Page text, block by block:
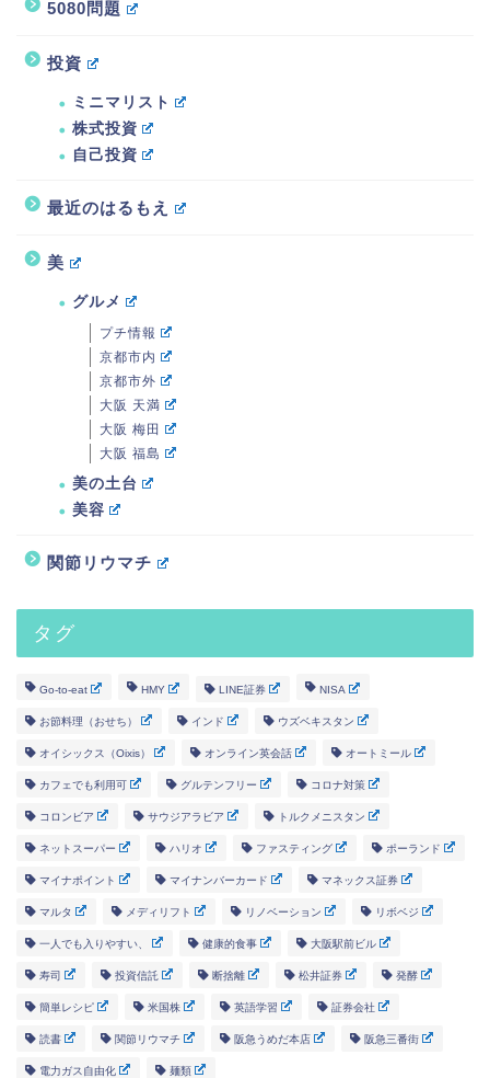
5080問題
投資
ミニマリスト
株式投資
自己投資
最近のはるもえ
美
グルメ
プチ情報
京都市内
京都市外
大阪 天満
大阪 梅田
大阪 福島
美の土台
美容
関節リウマチ
タグ
Go-to-eat HMY LINE証券 NISA
お節料理（おせち） インド ウズベキスタン
オイシックス（Oixis） オンライン英会話 オートミール
カフェでも利用可 グルテンフリー コロナ対策
コロンビア サウジアラビア トルクメニスタン
ネットスーパー ハリオ ファスティング ポーランド
マイナポイント マイナンバーカード マネックス証券
マルタ メディリフト リノベーション リボベジ
一人でも入りやすい、 健康的食事 大阪駅前ビル
寿司 投資信託 断捨離 松井証券 発酵
簡単レシピ 米国株 英語学習 証券会社
読書 関節リウマチ 阪急うめだ本店 阪急三番街
電力ガス自由化 麺類